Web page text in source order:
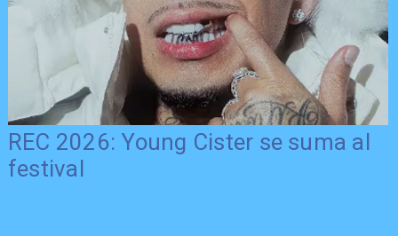
REC 2026: Young Cister se suma al
festival